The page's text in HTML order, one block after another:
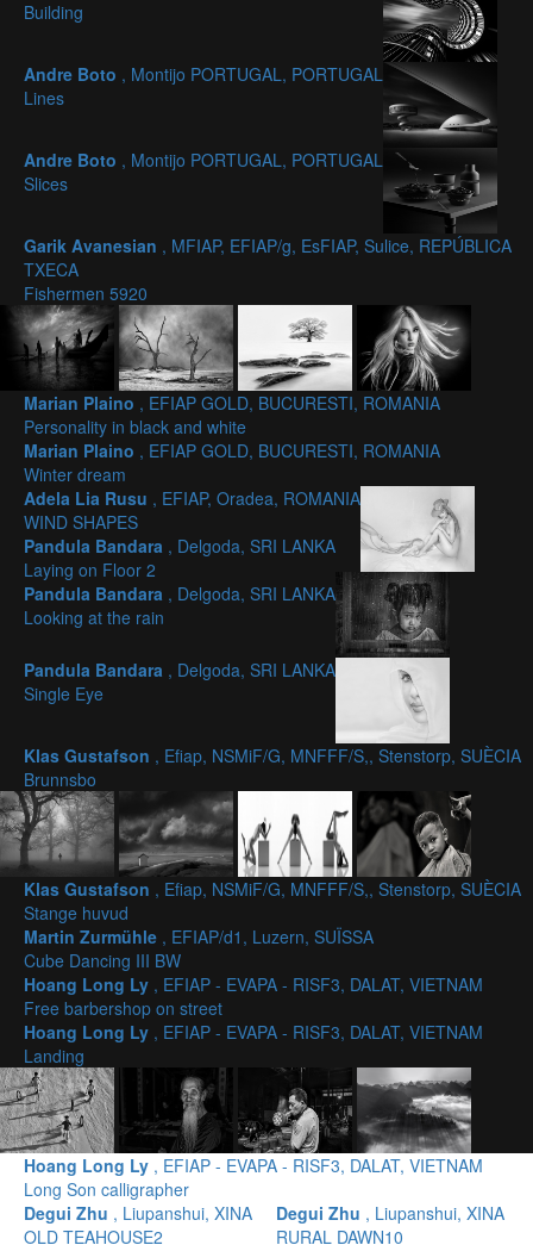
Building
Andre Boto , Montijo PORTUGAL, PORTUGAL
Lines
Andre Boto , Montijo PORTUGAL, PORTUGAL
Slices
Garik Avanesian , MFIAP, EFIAP/g, EsFIAP, Sulice, REPÚBLICA
TXECA
Fishermen 5920
Marian Plaino , EFIAP GOLD, BUCURESTI, ROMANIA
Personality in black and white
Marian Plaino , EFIAP GOLD, BUCURESTI, ROMANIA
Winter dream
Adela Lia Rusu , EFIAP, Oradea, ROMANIA
WIND SHAPES
Pandula Bandara , Delgoda, SRI LANKA
Laying on Floor 2
Pandula Bandara , Delgoda, SRI LANKA
Looking at the rain
Pandula Bandara , Delgoda, SRI LANKA
Single Eye
Klas Gustafson , Efiap, NSMiF/G, MNFFF/S,, Stenstorp, SUÈCIA
Brunnsbo
Klas Gustafson , Efiap, NSMiF/G, MNFFF/S,, Stenstorp, SUÈCIA
Stange huvud
Martin Zurmühle , EFIAP/d1, Luzern, SUÏSSA
Cube Dancing III BW
Hoang Long Ly , EFIAP - EVAPA - RISF3, DALAT, VIETNAM
Free barbershop on street
Hoang Long Ly , EFIAP - EVAPA - RISF3, DALAT, VIETNAM
Landing
Hoang Long Ly , EFIAP - EVAPA - RISF3, DALAT, VIETNAM
Long Son calligrapher
Degui Zhu , Liupanshui, XINA
OLD TEAHOUSE2
Degui Zhu , Liupanshui, XINA
RURAL DAWN10